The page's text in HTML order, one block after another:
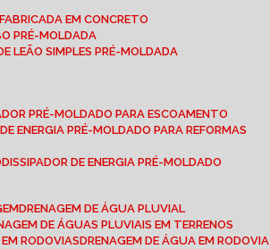
EM CONCRETO
PRÉ-MOLDADA
LEÃO SIMPLES PRÉ-MOLDADA
PRÉ-MOLDADO PARA ESCOAMENTO
DE ENERGIA PRÉ-MOLDADO PARA REFORMAS
DISSIPADOR DE ENERGIA PRÉ-MOLDADO
DRENAGEM DE ÁGUA PLUVIAL
DE ÁGUAS PLUVIAIS EM TERRENOS
EM RODOVIAS
DRENAGEM DE ÁGUA EM RODOVIA